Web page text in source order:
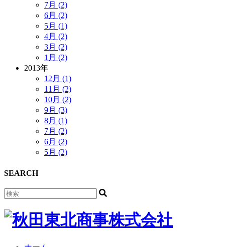
7月 (2)
6月 (2)
5月 (1)
4月 (2)
3月 (2)
1月 (2)
2013年
12月 (1)
11月 (2)
10月 (2)
9月 (3)
8月 (1)
7月 (2)
6月 (2)
5月 (2)
SEARCH